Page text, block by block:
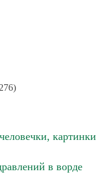
картинки
в ворде